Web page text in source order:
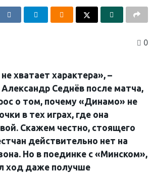
0
хватает характера», –
Седнёв после матча,
о том, почему «Динамо» не
в тех играх, где она
Скажем честно, стоящего
действительно нет на
Но в поединке с «Минском»,
ход даже получше